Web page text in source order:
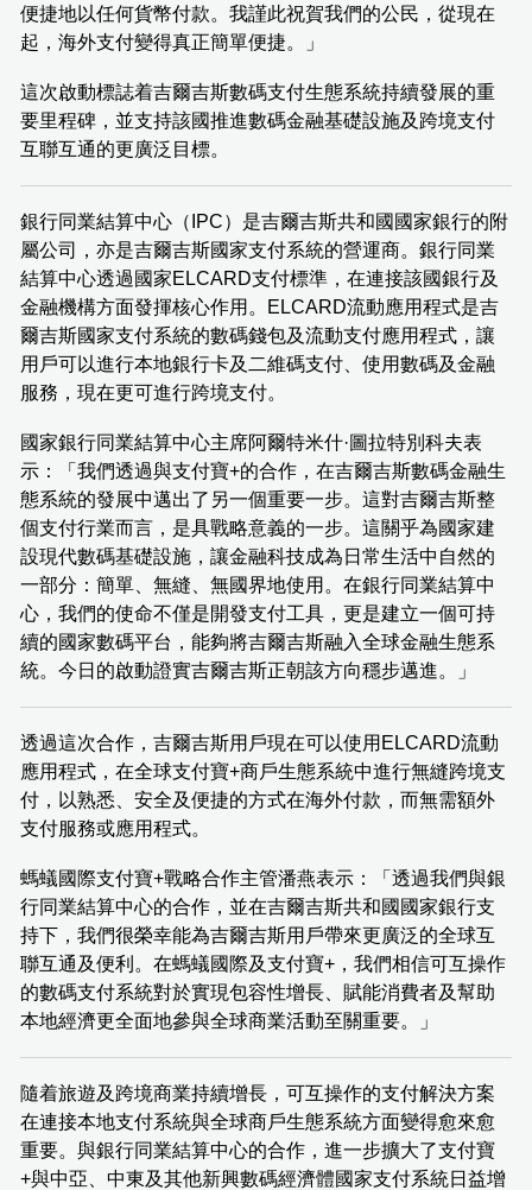
便捷地以任何貨幣付款。我謹此祝賀我們的公民，從現在
起，海外支付變得真正簡單便捷。」
這次啟動標誌着吉爾吉斯數碼支付生態系統持續發展的重
要里程碑，並支持該國推進數碼金融基礎設施及跨境支付
互聯互通的更廣泛目標。
銀行同業結算中心（IPC）是吉爾吉斯共和國國家銀行的附
屬公司，亦是吉爾吉斯國家支付系統的營運商。銀行同業
結算中心透過國家ELCARD支付標準，在連接該國銀行及
金融機構方面發揮核心作用。ELCARD流動應用程式是吉
爾吉斯國家支付系統的數碼錢包及流動支付應用程式，讓
用戶可以進行本地銀行卡及二維碼支付、使用數碼及金融
服務，現在更可進行跨境支付。
國家銀行同業結算中心主席阿爾特米什·圖拉特別科夫表
示：「我們透過與支付寶+的合作，在吉爾吉斯數碼金融生
態系統的發展中邁出了另一個重要一步。這對吉爾吉斯整
個支付行業而言，是具戰略意義的一步。這關乎為國家建
設現代數碼基礎設施，讓金融科技成為日常生活中自然的
一部分：簡單、無縫、無國界地使用。在銀行同業結算中
心，我們的使命不僅是開發支付工具，更是建立一個可持
續的國家數碼平台，能夠將吉爾吉斯融入全球金融生態系
統。今日的啟動證實吉爾吉斯正朝該方向穩步邁進。」
透過這次合作，吉爾吉斯用戶現在可以使用ELCARD流動
應用程式，在全球支付寶+商戶生態系統中進行無縫跨境支
付，以熟悉、安全及便捷的方式在海外付款，而無需額外
支付服務或應用程式。
螞蟻國際支付寶+戰略合作主管潘燕表示：「透過我們與銀
行同業結算中心的合作，並在吉爾吉斯共和國國家銀行支
持下，我們很榮幸能為吉爾吉斯用戶帶來更廣泛的全球互
聯互通及便利。在螞蟻國際及支付寶+，我們相信可互操作
的數碼支付系統對於實現包容性增長、賦能消費者及幫助
本地經濟更全面地參與全球商業活動至關重要。」
隨着旅遊及跨境商業持續增長，可互操作的支付解決方案
在連接本地支付系統與全球商戶生態系統方面變得愈來愈
重要。與銀行同業結算中心的合作，進一步擴大了支付寶
+與中亞、中東及其他新興數碼經濟體國家支付系統日益增